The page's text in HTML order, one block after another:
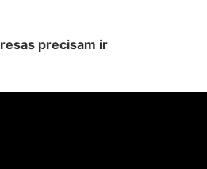
precisam ir